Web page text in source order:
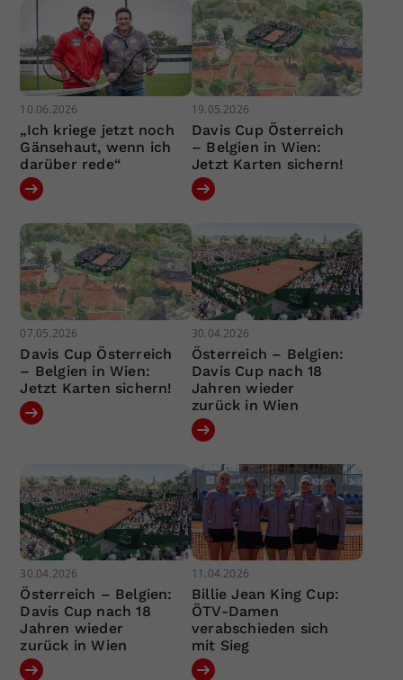
10.06.2026
„Ich kriege jetzt noch
Gänsehaut, wenn ich
darüber rede“
19.05.2026
Davis Cup Österreich
– Belgien in Wien:
Jetzt Karten sichern!
07.05.2026
Davis Cup Österreich
– Belgien in Wien:
Jetzt Karten sichern!
30.04.2026
Österreich – Belgien:
Davis Cup nach 18
Jahren wieder
zurück in Wien
30.04.2026
Österreich – Belgien:
Davis Cup nach 18
Jahren wieder
zurück in Wien
11.04.2026
Billie Jean King Cup:
ÖTV-Damen
verabschieden sich
mit Sieg